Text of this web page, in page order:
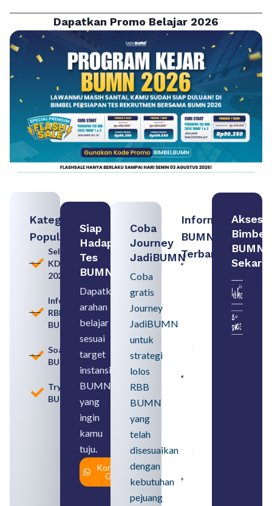
Dapatkan Promo Belajar 2026
Kategori
Populer
Seleksi
KDKMP
2026
Informasi
RBB
BUMN
Soal
BUMN
Tryout
BUMN
Siap
Hadapi
Tes
BUMN
Dapatkan
arahan
belajar
sesuai
target
instansi
BUMN
yang
ingin
kamu
tuju.
Konsultasi
Gratis
Coba
Journey
JadiBUMN
Coba
gratis
Journey
JadiBUMN
untuk
strategi
lolos
RBB
BUMN
yang
telah
disesuaikan
dengan
kebutuhan
pejuang
Informasi
BUMN
Terbaru:
Persiapan
Seleksi
Rekrutmen
Memahami
August 8,
August 6,
Akses
Bimbel
BUMN